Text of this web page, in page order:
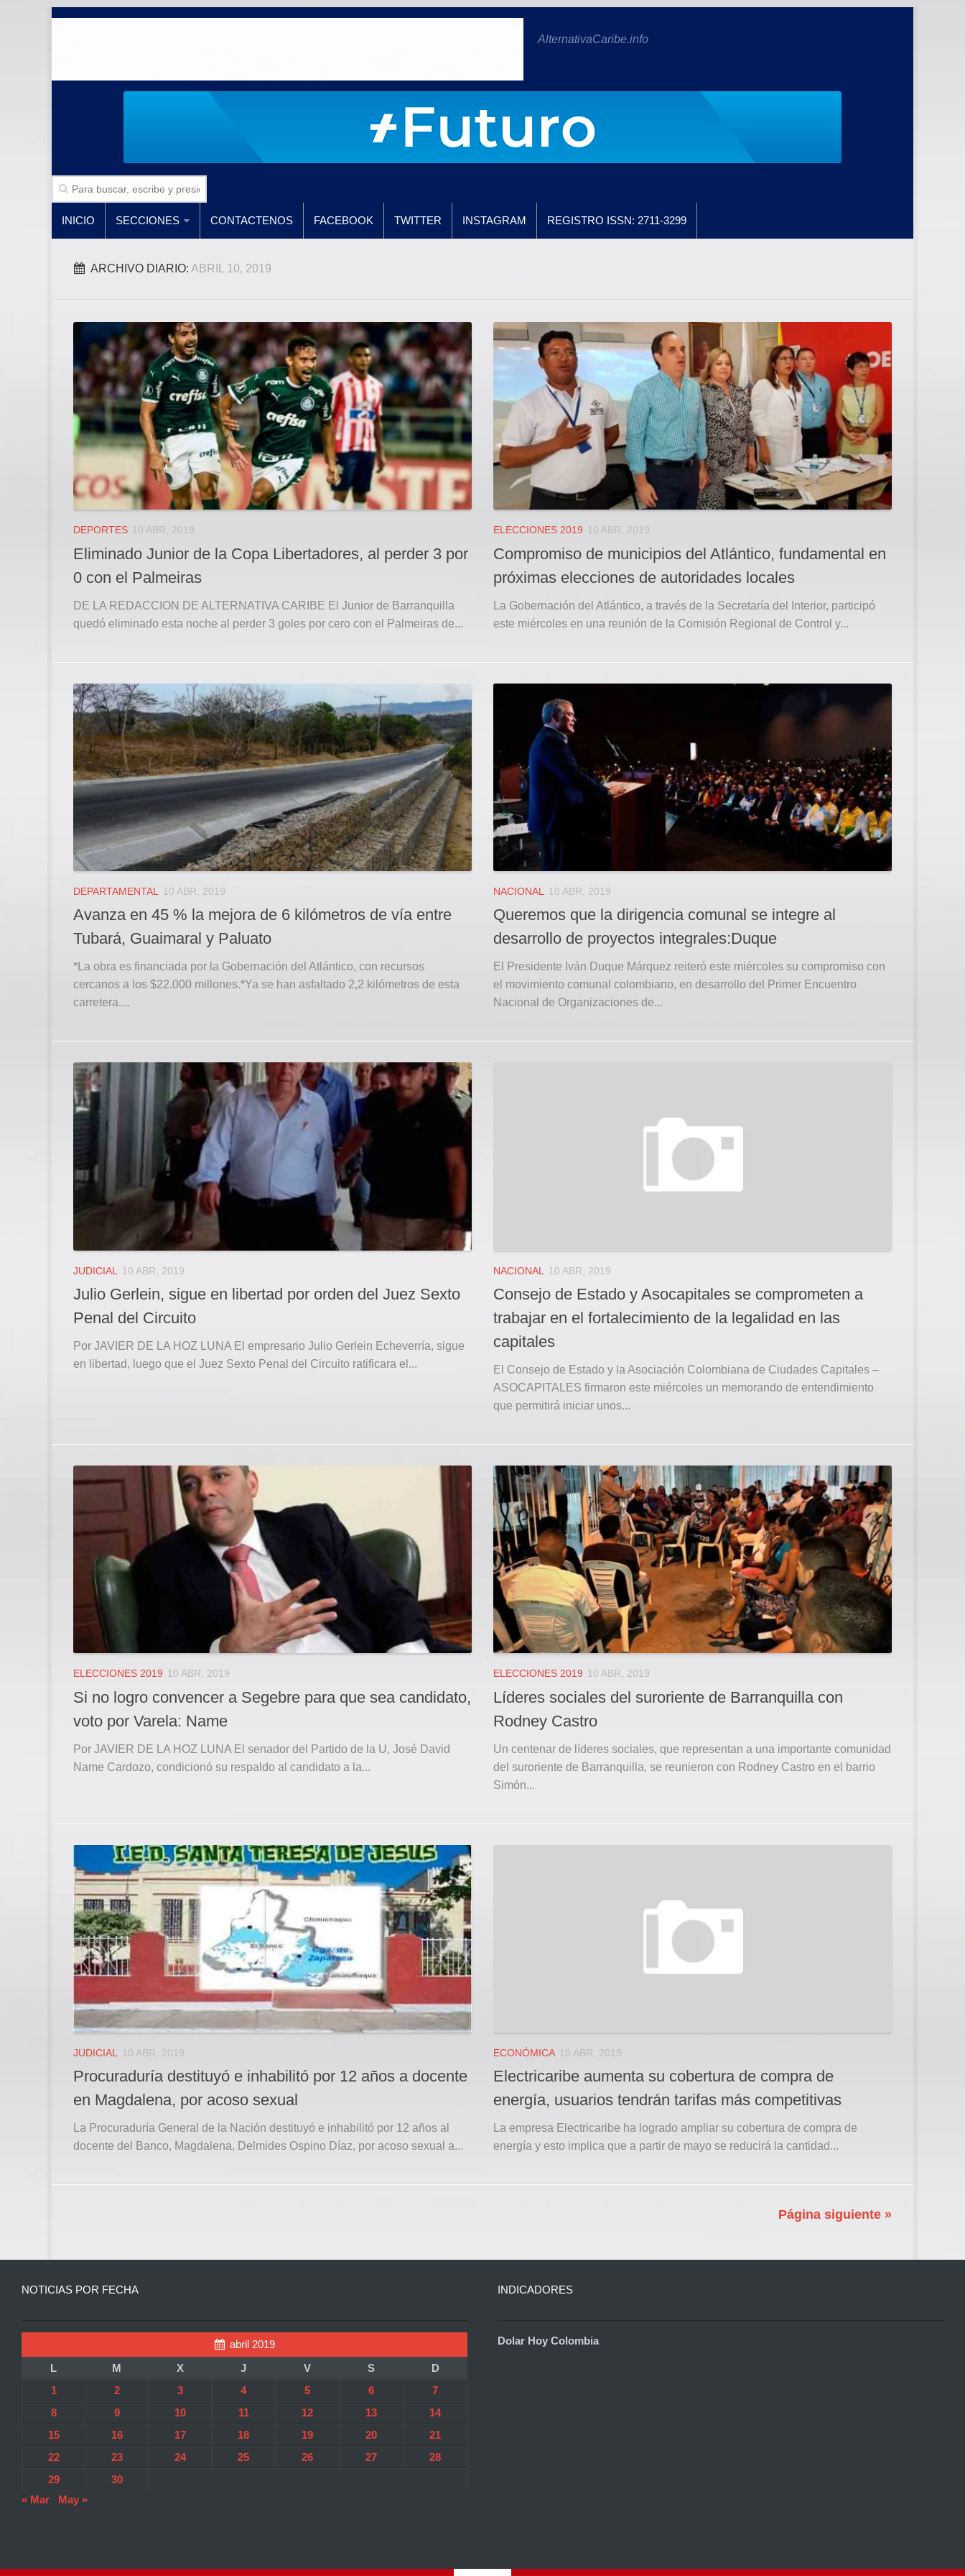
AlternativaCaribe.info
INICIO SECCIONES CONTACTENOS FACEBOOK TWITTER INSTAGRAM REGISTRO ISSN: 2711-3299
ARCHIVO DIARIO: ABRIL 10, 2019
DEPORTES 10 ABR, 2019
Eliminado Junior de la Copa Libertadores, al perder 3 por
0 con el Palmeiras
DE LA REDACCION DE ALTERNATIVA CARIBE El Junior de Barranquilla
quedó eliminado esta noche al perder 3 goles por cero con el Palmeiras de...
ELECCIONES 2019 10 ABR, 2019
Compromiso de municipios del Atlántico, fundamental en
próximas elecciones de autoridades locales
La Gobernación del Atlántico, a través de la Secretaría del Interior, participó
este miércoles en una reunión de la Comisión Regional de Control y...
DEPARTAMENTAL 10 ABR, 2019
Avanza en 45 % la mejora de 6 kilómetros de vía entre
Tubará, Guaimaral y Paluato
*La obra es financiada por la Gobernación del Atlántico, con recursos
cercanos a los $22.000 millones.*Ya se han asfaltado 2,2 kilómetros de esta
carretera....
NACIONAL 10 ABR, 2019
Queremos que la dirigencia comunal se integre al
desarrollo de proyectos integrales:Duque
El Presidente Iván Duque Márquez reiteró este miércoles su compromiso con
el movimiento comunal colombiano, en desarrollo del Primer Encuentro
Nacional de Organizaciones de...
JUDICIAL 10 ABR, 2019
Julio Gerlein, sigue en libertad por orden del Juez Sexto
Penal del Circuito
Por JAVIER DE LA HOZ LUNA El empresario Julio Gerlein Echeverría, sigue
en libertad, luego que el Juez Sexto Penal del Circuito ratificara el...
NACIONAL 10 ABR, 2019
Consejo de Estado y Asocapitales se comprometen a
trabajar en el fortalecimiento de la legalidad en las
capitales
El Consejo de Estado y la Asociación Colombiana de Ciudades Capitales –
ASOCAPITALES firmaron este miércoles un memorando de entendimiento
que permitirá iniciar unos...
ELECCIONES 2019 10 ABR, 2019
Si no logro convencer a Segebre para que sea candidato,
voto por Varela: Name
Por JAVIER DE LA HOZ LUNA El senador del Partido de la U, José David
Name Cardozo, condicionó su respaldo al candidato a la...
ELECCIONES 2019 10 ABR, 2019
Líderes sociales del suroriente de Barranquilla con
Rodney Castro
Un centenar de líderes sociales, que representan a una importante comunidad
del suroriente de Barranquilla, se reunieron con Rodney Castro en el barrio
Simón...
JUDICIAL 10 ABR, 2019
Procuraduría destituyó e inhabilitó por 12 años a docente
en Magdalena, por acoso sexual
La Procuraduría General de la Nación destituyó e inhabilitó por 12 años al
docente del Banco, Magdalena, Delmides Ospino Díaz, por acoso sexual a...
ECONÓMICA 10 ABR, 2019
Electricaribe aumenta su cobertura de compra de
energía, usuarios tendrán tarifas más competitivas
La empresa Electricaribe ha logrado ampliar su cobertura de compra de
energía y esto implica que a partir de mayo se reducirá la cantidad...
Página siguiente »
NOTICIAS POR FECHA
abril 2019
L
M X J V S
D
1
2 3 4 5 6
7
8
9 10 11 12 13
14
15
16 17 18 19 20
21
22
23 24 25 26 27
28
29
30
« Mar
May »
INDICADORES
Dolar Hoy Colombia